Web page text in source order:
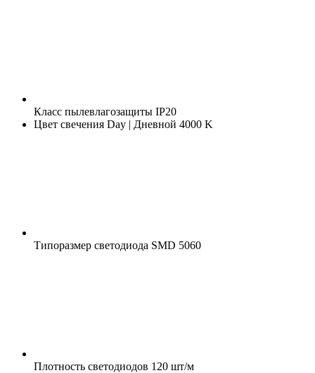
Класс пылевлагозащиты IP20
Цвет свечения Day | Дневной 4000 K
Типоразмер светодиода SMD 5060
Плотность светодиодов 120 шт/м